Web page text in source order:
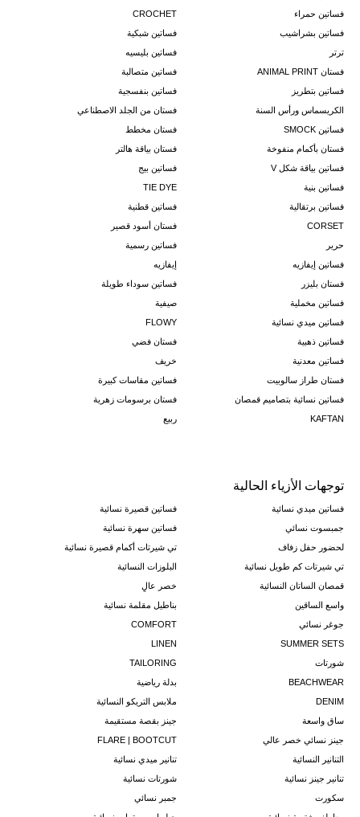
فساتين حمراء
CROCHET
فساتين بشراشيب
فساتين شبكية
ترتر
فساتين بليسيه
فستان ANIMAL PRINT
فساتين متصالبة
فساتين بتطريز
فساتين بنفسجية
الكريسماس ورأس السنة
فستان من الجلد الاصطناعي
فساتين SMOCK
فستان مخطط
فستان بأكمام منفوخة
فستان بياقة هالتر
فساتين بياقة شكل V
فساتين بيج
فساتين بنية
TIE DYE
فساتين برتقالية
فساتين قطنية
CORSET
فستان أسود قصير
حرير
فساتين رسمية
فساتين إيفازيه
إيفازيه
فستان بليزر
فساتين سوداء طويلة
فساتين مخملية
صيفية
فساتين ميدي نسائية
FLOWY
فساتين ذهبية
فستان فضي
فساتين معدنية
خريف
فستان طراز سالوبيت
فساتين مقاسات كبيرة
فساتين نسائية بتصاميم قمصان
فستان برسومات زهرية
KAFTAN
ربيع
توجهات الأزياء الحالية
فساتين ميدي نسائية
فساتين قصيرة نسائية
جمبسوت نسائي
فساتين سهرة نسائية
لحضور حفل زفاف
تي شيرتات أكمام قصيرة نسائية
تي شيرتات كم طويل نسائية
البلوزات النسائية
قمصان الساتان النسائية
خصر عالٍ
واسع الساقين
بناطيل مقلمة نسائية
جوغر نسائي
COMFORT
SUMMER SETS
LINEN
شورتات
TAILORING
BEACHWEAR
بدلة رياضية
DENIM
ملابس التريكو النسائية
ساق واسعة
جينز بقصة مستقيمة
جينز نسائي خصر عالي
FLARE | BOOTCUT
التنانير النسائية
تنانير ميدي نسائية
تنانير جينز نسائية
شورتات نسائية
سكورت
جمبر نسائي